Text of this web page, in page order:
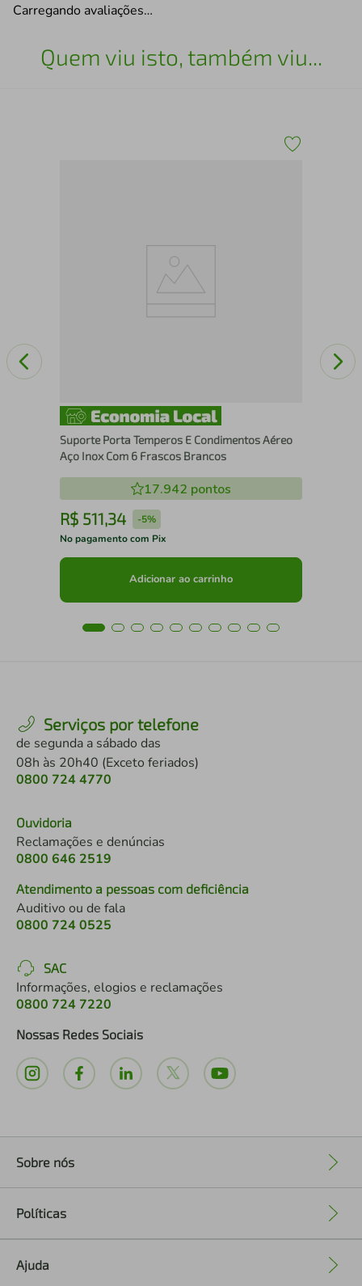
Carregando avaliações…
Quem viu isto, também viu...
Suporte Porta Temperos E Condimentos Aéreo
Aço Inox Com 6 Frascos Brancos
17.942 pontos
R$ 511,34 -5%
No pagamento com Pix
Adicionar ao carrinho
Serviços por telefone
de segunda a sábado das
08h às 20h40 (Exceto feriados)
0800 724 4770
Ouvidoria
Reclamações e denúncias
0800 646 2519
Atendimento a pessoas com deficiência
Auditivo ou de fala
0800 724 0525
SAC
Informações, elogios e reclamações
0800 724 7220
Nossas Redes Sociais
Sobre nós
Políticas
Ajuda